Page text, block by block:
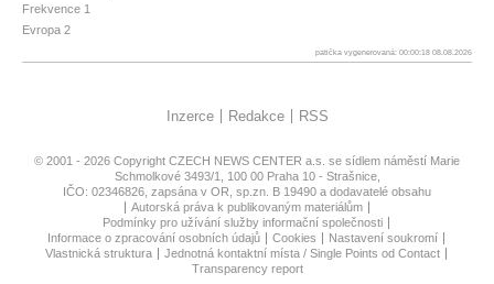
Frekvence 1
Evropa 2
patička vygenerovaná: 00:00:18 08.08.2026
Inzerce Redakce RSS
© 2001 - 2026 Copyright CZECH NEWS CENTER a.s. se sídlem náměstí Marie
Schmolkové 3493/1, 100 00 Praha 10 - Strašnice,
IČO: 02346826, zapsána v OR, sp.zn. B 19490 a dodavatelé obsahu
Autorská práva k publikovaným materiálům
Podmínky pro užívání služby informační společnosti
Informace o zpracování osobních údajů
Cookies
Nastavení soukromí
Vlastnická struktura
Jednotná kontaktní místa / Single Points od Contact
Transparency report